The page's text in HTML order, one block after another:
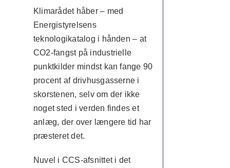
Klimarådet håber – med
Energistyrelsens
teknologikatalog i hånden – at
CO2-fangst på industrielle
punktkilder mindst kan fange 90
procent af drivhusgasserne i
skorstenen, selv om der ikke
noget sted i verden findes et
anlæg, der over længere tid har
præsteret det.
Nuvel i CCS-afsnittet i det